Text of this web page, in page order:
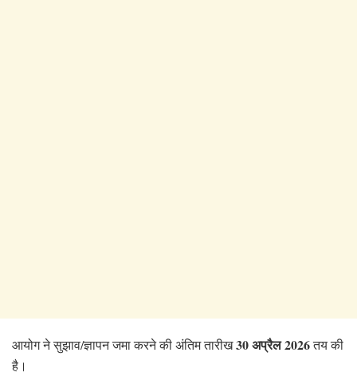
आयोग ने सुझाव/ज्ञापन जमा करने की अंतिम तारीख30 अप्रैल 2026तय की
है।